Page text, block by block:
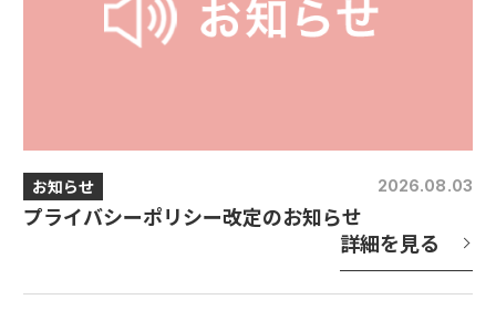
お知らせ 2026.08.03
プライバシーポリシー改定のお知らせ
詳細を見る